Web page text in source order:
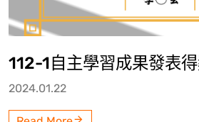
112-1自主學習成果發表
2024.01.22